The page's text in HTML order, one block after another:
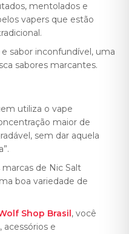
mentolados e
vapers que estão
sabor inconfundível, uma
sabores marcantes.
utiliza o vape
maior de
sem dar aquela
de Nic Salt
boa variedade de
Shop Brasil, você
e